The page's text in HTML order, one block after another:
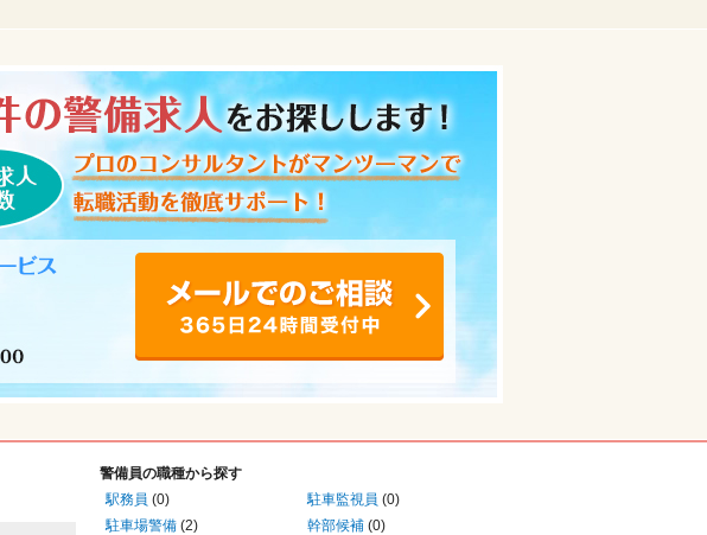
警備員の職種から探す
駅務員 (0) 駐車監視員 (0)
駐車場警備 (2) 幹部候補 (0)